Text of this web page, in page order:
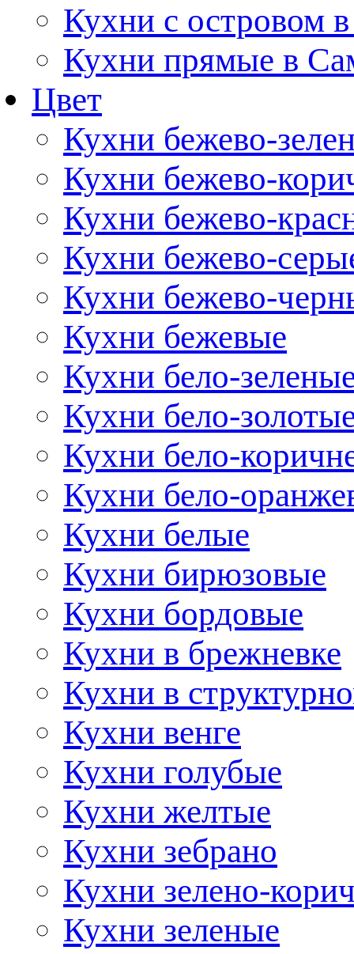
Кухни с островом
Кухни прямые в
Цвет
Кухни бежево-
Кухни бежево-
Кухни бежево-
Кухни бежево-
Кухни бежево-
Кухни бежевые
Кухни бело-
Кухни бело-
Кухни бело-
Кухни бело-
Кухни белые
Кухни бирюзовые
Кухни бордовые
Кухни в брежневке
Кухни в
Кухни венге
Кухни голубые
Кухни желтые
Кухни зебрано
Кухни зелено-
Кухни зеленые